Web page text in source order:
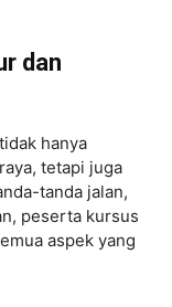
dan
hanya
tetapi juga
tanda jalan,
peserta kursus
aspek yang